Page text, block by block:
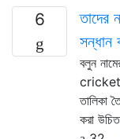
6
তাদের
সন্ধান
বলুন
তালিকা
করা